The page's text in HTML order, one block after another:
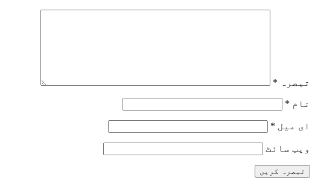
تبصرہ *
نام *
ای میل *
ویب‌ سائٹ